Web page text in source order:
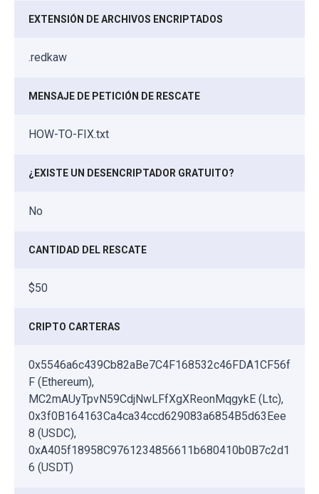
EXTENSIÓN DE ARCHIVOS ENCRIPTADOS
.redkaw
MENSAJE DE PETICIÓN DE RESCATE
HOW-TO-FIX.txt
¿EXISTE UN DESENCRIPTADOR GRATUITO?
No
CANTIDAD DEL RESCATE
$50
CRIPTO CARTERAS
0x5546a6c439Cb82aBe7C4F168532c46FDA1CF56f
F (Ethereum),
MC2mAUyTpvN59CdjNwLFfXgXReonMqgykE (Ltc),
0x3f0B164163Ca4ca34ccd629083a6854B5d63Eee
8 (USDC),
0xA405f18958C9761234856611b680410b0B7c2d1
6 (USDT)